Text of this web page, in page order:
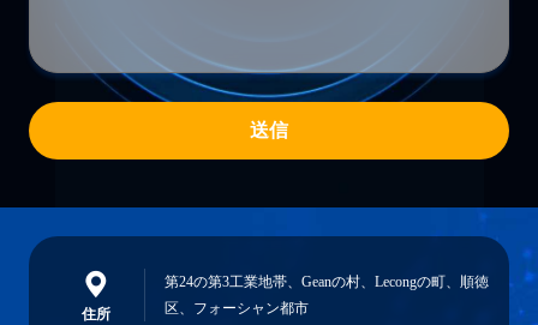
送信
住所
第24の第3工業地帯、Geanの村、Lecongの町、順徳
区、フォーシャン都市